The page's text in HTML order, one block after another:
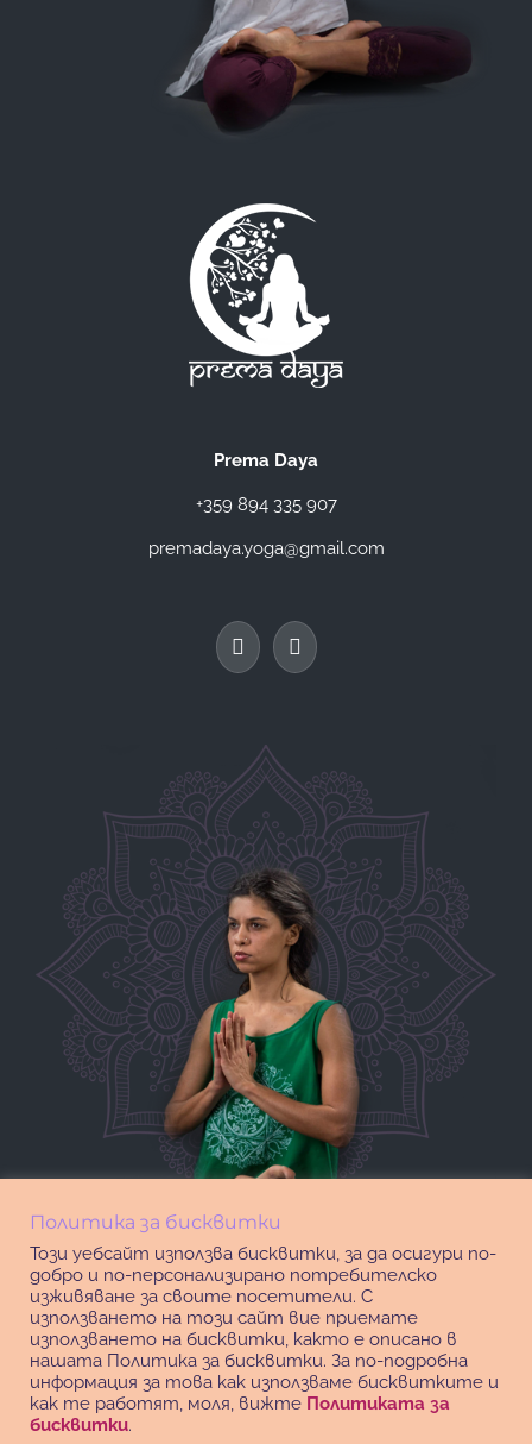
Prema Daya
+359 894 335 907
premadaya.yoga@gmail.com
Политика за бисквитки
Този уебсайт използва бисквитки, за да осигури по-
добро и по-персонализирано потребителско
изживяване за своите посетители. С
използването на този сайт вие приемате
използването на бисквитки, както е описано в
нашата Политика за бисквитки. За по-подробна
информация за това как използваме бисквитките и
как те работят, моля, вижте Политиката за
бисквитки.